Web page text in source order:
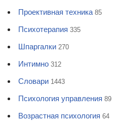
Проективная техника 85
Психотерапия 335
Шпаргалки 270
Интимно 312
Словари 1443
Психология управления 89
Возрастная психология 64